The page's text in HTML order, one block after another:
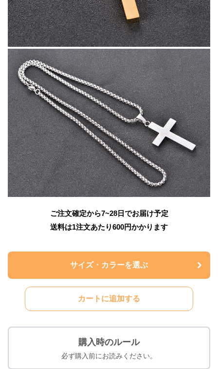
ご注文確定から7~28日でお届け予定
送料は1注文あたり600円かかります
サイズ・カラーを選ぶ
カートに追加する
購入時のルール
必ず購入前にお読みください。